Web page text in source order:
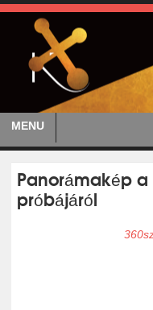
MENU
Panorámakép a
próbájáról